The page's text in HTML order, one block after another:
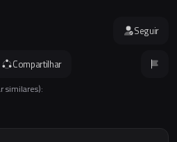
Compartilhar
similares):
Seguir